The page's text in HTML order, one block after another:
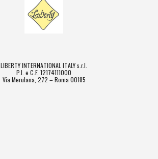
LIBERTY INTERNATIONAL ITALY s.r.l.
P.I. e C.F. 12174111000
Via Merulana, 272 – Roma 00185